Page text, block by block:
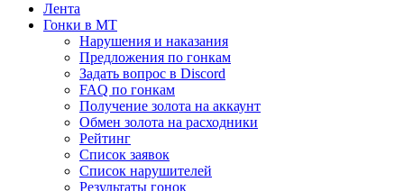
Лента
Гонки в МТ
Нарушения и наказания
Предложения по гонкам
Задать вопрос в Discord
FAQ по гонкам
Получение золота на аккаунт
Обмен золота на расходники
Рейтинг
Список заявок
Список нарушителей
Результаты гонок